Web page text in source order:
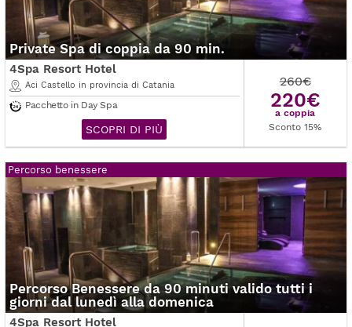
Private Spa di coppia da 90 min.
4Spa Resort Hotel
Aci Castello in provincia di Catania
Pacchetto in Day Spa
SCOPRI DI PIÙ
260€
220€
a coppia
Sconto 15%
Percorso benessere
Percorso Benessere da 90 minuti valido tutti i
giorni dal lunedì alla domenica
4Spa Resort Hotel